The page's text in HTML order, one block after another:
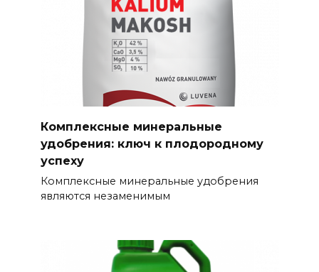
Комплексные минеральные
удобрения: ключ к плодородному
успеху
Комплексные минеральные удобрения
являются незаменимым